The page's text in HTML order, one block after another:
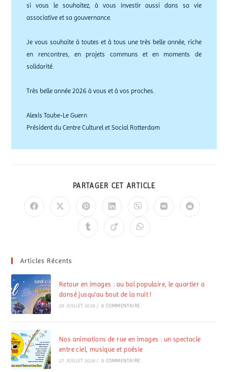
si vous le souhaitez, à vous investir aussi dans sa vie
associative et sa gouvernance.
Je vous souhaite à toutes et à tous une très belle année, riche
en rencontres, en projets communs et en moments de
solidarité.
Très belle année 2026 à vous et à vos proches.
Alexis Taube-Le Guern
Président du Centre Culturel et Social Rotterdam
PARTAGER CET ARTICLE
Articles Récents
Retour en images : au bal populaire, le quartier a
dansé jusqu’au bout de la nuit !
29 JUILLET 2026 / 0 COMMENTAIRE
Nos animations de rue en images : un spectacle
entre ciel, musique et poésie
27 JUILLET 2026 / 0 COMMENTAIRE